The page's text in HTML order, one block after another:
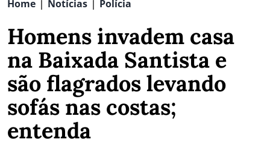
Home | Notícias | Polícia
Homens invadem casa
na Baixada Santista e
são flagrados levando
sofás nas costas;
entenda